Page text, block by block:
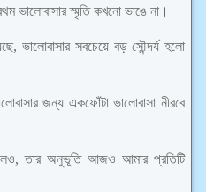
ভালোবাসার স্মৃতি কখনো ভাঙে না।
ভালোবাসার সবচেয়ে বড় সৌন্দর্য হলো
জন্য একফোঁটা ভালোবাসা নীরবে
তার অনুভূতি আজও আমার প্রতিটি